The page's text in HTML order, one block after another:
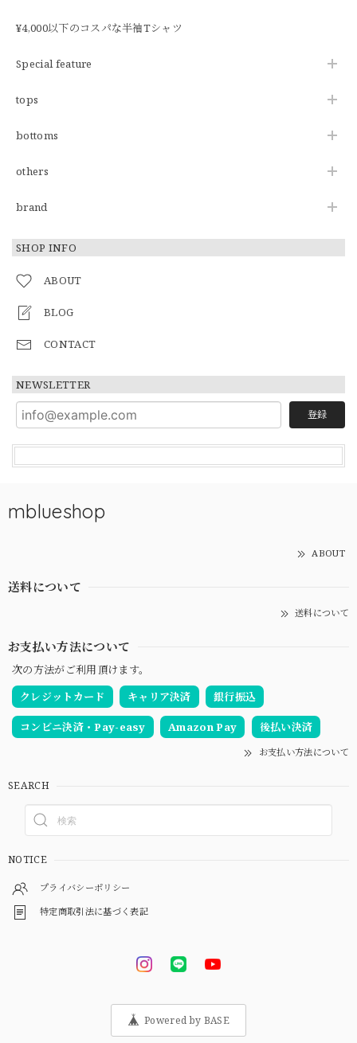
¥4,000以下のコスパな半袖Tシャツ
Special feature
tops
bottoms
others
brand
SHOP INFO
ABOUT
BLOG
CONTACT
NEWSLETTER
登録
mblueshop
ABOUT
送料について
送料について
お支払い方法について
次の方法がご利用頂けます。
クレジットカード
キャリア決済 銀行振込
コンビニ決済・Pay-easy Amazon Pay 後払い決済
お支払い方法について
SEARCH
NOTICE
プライバシーポリシー
特定商取引法に基づく表記
Powered by BASE